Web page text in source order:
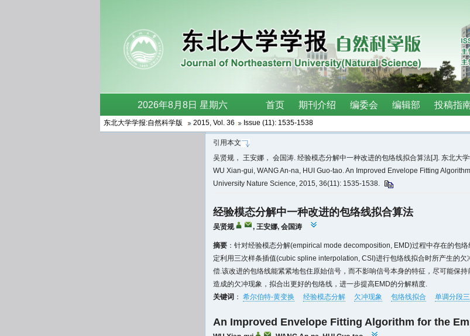
东北大学学报:自然科学版 2015, Vol. 36 Issue (11): 1535-1538
引用本文
吴贤规， 王安娜， 会国涛. 经验模态分解中一种改进的包络线拟合算法[J]. 东北大
WU Xian-gui, WANG An-na, HUI Guo-tao. An Improved Envelope Fitting
University Nature Science, 2015, 36(11): 1535-1538.
经验模态分解中一种改进的包络线拟合算法
吴贤规 , 王安娜, 会国涛
摘要 ：针对经验模态分解(empirical mode decomposition, EMD)过程中存在的包
定利用三次样条插值(cubic spline interpolation, CSI)进行包络线拟合时所产生的
偿.该改进的包络线能紧紧地包住原始信号，而不影响信号本身的特征，尽可能保
造成的欠冲现象，拟合出更好的包络线，进一步提高EMD的分解精度.
关键词 ： 希尔伯特-黄变换 经验模态分解 欠冲现象 包络线拟合 单调分段
An Improved Envelope Fitting Algorithm for the